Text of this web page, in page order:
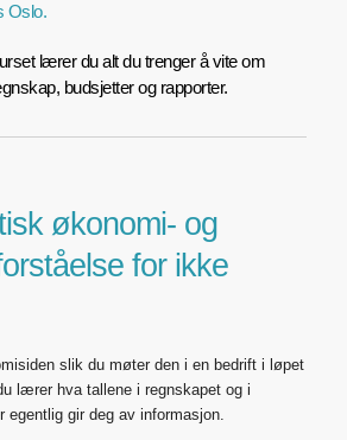
Oslo.
lærer du alt du trenger å vite om
budsjetter og rapporter.
økonomi- og
for ikke
slik du møter den i en bedrift i løpet
lærer hva tallene i regnskapet og i
egentlig gir deg av informasjon.